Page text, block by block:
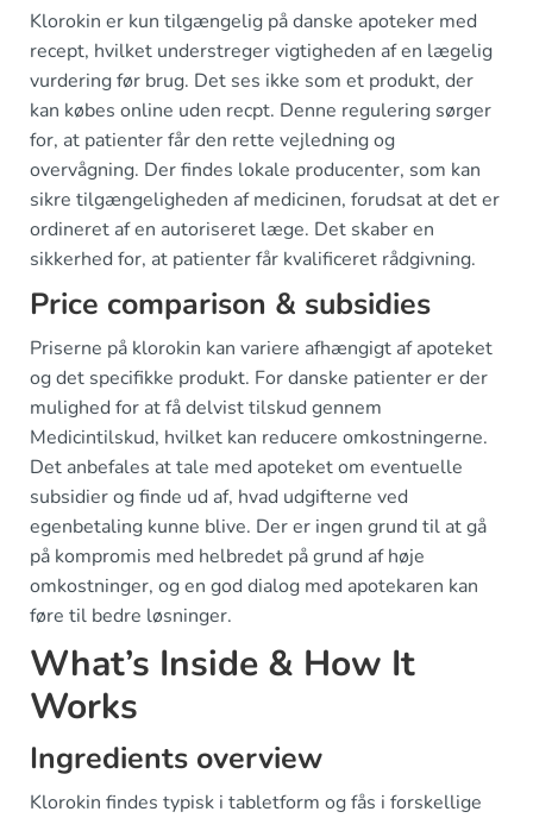
Klorokin er kun tilgængelig på danske apoteker med
recept, hvilket understreger vigtigheden af en lægelig
vurdering før brug. Det ses ikke som et produkt, der
kan købes online uden recpt. Denne regulering sørger
for, at patienter får den rette vejledning og
overvågning. Der findes lokale producenter, som kan
sikre tilgængeligheden af medicinen, forudsat at det er
ordineret af en autoriseret læge. Det skaber en
sikkerhed for, at patienter får kvalificeret rådgivning.
Price comparison & subsidies
Priserne på klorokin kan variere afhængigt af apoteket
og det specifikke produkt. For danske patienter er der
mulighed for at få delvist tilskud gennem
Medicintilskud, hvilket kan reducere omkostningerne.
Det anbefales at tale med apoteket om eventuelle
subsidier og finde ud af, hvad udgifterne ved
egenbetaling kunne blive. Der er ingen grund til at gå
på kompromis med helbredet på grund af høje
omkostninger, og en god dialog med apotekaren kan
føre til bedre løsninger.
What’s Inside & How It
Works
Ingredients overview
Klorokin findes typisk i tabletform og fås i forskellige